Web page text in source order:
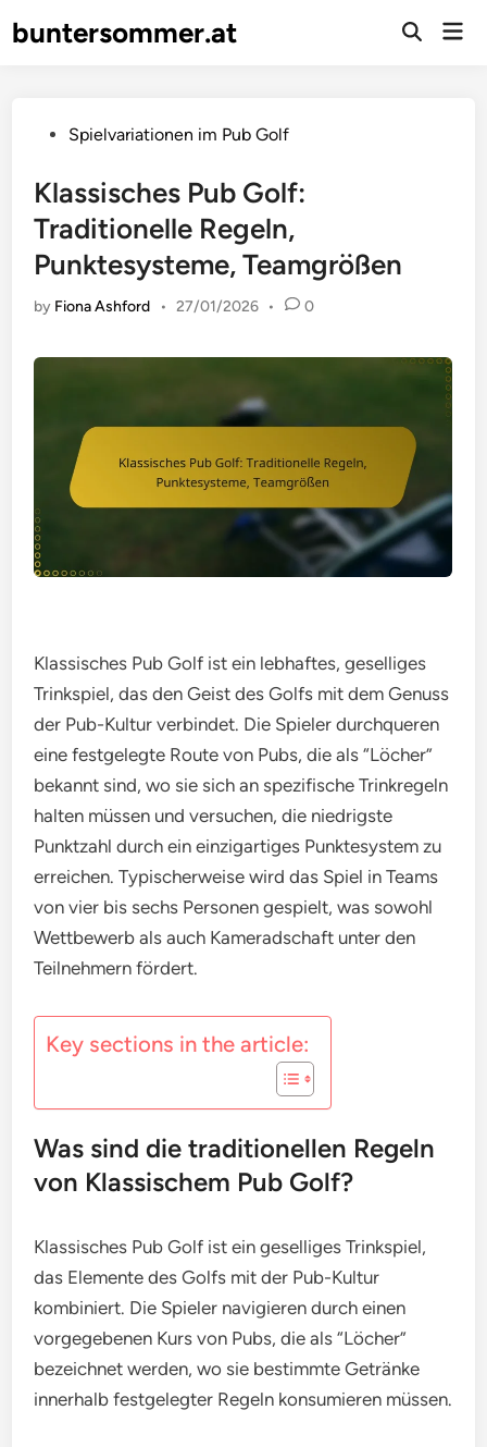
tobuntersommer.at
Open
PostedSpielvariationen im Pub Golf
Klassisches Pub Golf:
Traditionelle Regeln,
Punktesysteme, Teamgrößen
by Fiona Ashford • 27/01/2026 • 0
Klassisches Pub Golf ist ein lebhaftes, geselliges
Trinkspiel, das den Geist des Golfs mit dem Genuss
der Pub-Kultur verbindet. Die Spieler durchqueren
eine festgelegte Route von Pubs, die als “Löcher”
bekannt sind, wo sie sich an spezifische Trinkregeln
halten müssen und versuchen, die niedrigste
Punktzahl durch ein einzigartiges Punktesystem zu
erreichen. Typischerweise wird das Spiel in Teams
von vier bis sechs Personen gespielt, was sowohl
Wettbewerb als auch Kameradschaft unter den
Teilnehmern fördert.
Key sections in the article:
Was sind die traditionellen Regeln
von Klassischem Pub Golf?
Klassisches Pub Golf ist ein geselliges Trinkspiel,
das Elemente des Golfs mit der Pub-Kultur
kombiniert. Die Spieler navigieren durch einen
vorgegebenen Kurs von Pubs, die als “Löcher”
bezeichnet werden, wo sie bestimmte Getränke
innerhalb festgelegter Regeln konsumieren müssen.